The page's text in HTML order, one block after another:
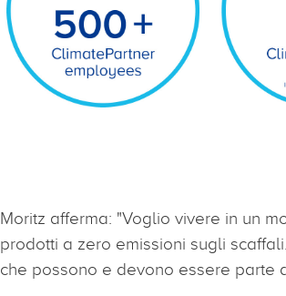
Moritz afferma: "Voglio vivere in un
prodotti a zero emissioni sugli
che possono e devono essere parte